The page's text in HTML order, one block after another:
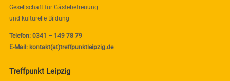
Gesellschaft für Gästebetreuung
und kulturelle Bildung
Telefon: 0341 – 149 78 79
E-Mail: kontakt(at)treffpunktleipzig.de
Treffpunkt Leipzig